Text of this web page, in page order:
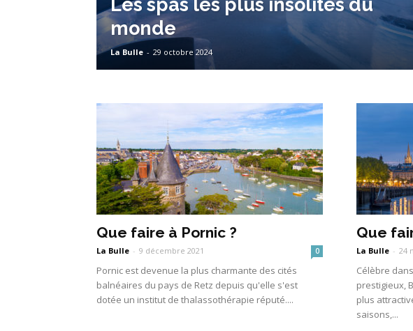
monde
La Bulle - 29 octobre 2024
Que faire à Pornic ?
La Bulle - 9 décembre 2021 0
Pornic est devenue la plus charmante des cités
balnéaires du pays de Retz depuis qu'elle s'est
dotée un institut de thalassothérapie réputé....
Que
La Bulle - 24
Célèbre
prestigieux,
plus
saisons,...